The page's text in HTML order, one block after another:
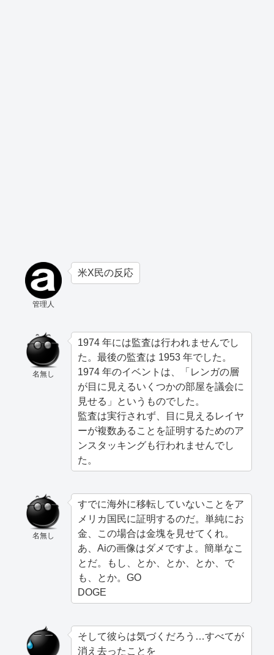
管理人
米X民の反応
名無し
1974 年には監査は行われませんでし
た。最後の監査は 1953 年でした。
1974 年のイベントは、「レンガの層
が目に見えるいくつかの部屋を議会に
見せる」というものでした。
監査は実行されず、目に見えるレイヤ
ーが複数あることを証明するためのア
ンスタッキングも行われませんでし
た。
名無し
すでに海外に移転していないことをア
メリカ国民に証明するのだ。単純にお
金、この場合は金塊を見せてくれ。
あ、Aiの画像はダメですよ。簡単なこ
とだ。もし、とか、とか、とか、で
も、とか。GO
DOGE
そして彼らは気づくだろう…すべてが
消え去ったことを